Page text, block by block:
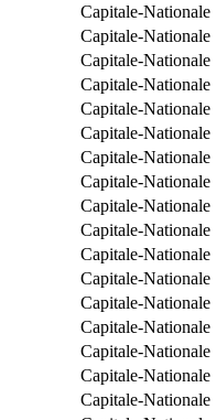
Capitale-Nationale
Capitale-Nationale
Capitale-Nationale
Capitale-Nationale
Capitale-Nationale
Capitale-Nationale
Capitale-Nationale
Capitale-Nationale
Capitale-Nationale
Capitale-Nationale
Capitale-Nationale
Capitale-Nationale
Capitale-Nationale
Capitale-Nationale
Capitale-Nationale
Capitale-Nationale
Capitale-Nationale